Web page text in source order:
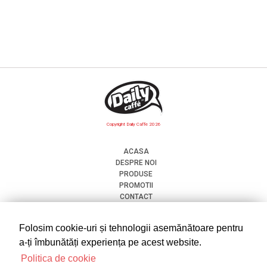
Folosim cookie-uri și tehnologii asemănătoare pentru
a-ți îmbunătăți experiența pe acest website.
Politica de cookie
Copyright Daily Caffe 2026
ACASA
DESPRE NOI
PRODUSE
PROMOTII
CONTACT
COSUL MEU
TERMENI SI CONDITII
POLITICA DE CONFIDENTIALITATE